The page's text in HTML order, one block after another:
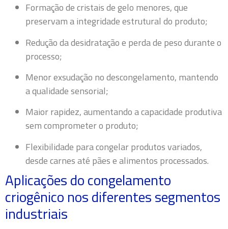
Formação de cristais de gelo menores, que
preservam a integridade estrutural do produto;
Redução da desidratação e perda de peso durante o
processo;
Menor exsudação no descongelamento, mantendo
a qualidade sensorial;
Maior rapidez, aumentando a capacidade produtiva
sem comprometer o produto;
Flexibilidade para congelar produtos variados,
desde carnes até pães e alimentos processados.
Aplicações do congelamento
criogênico nos diferentes segmentos
industriais